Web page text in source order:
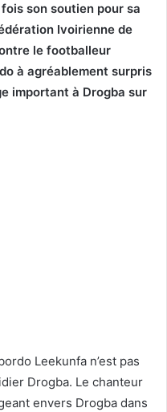
son soutien pour sa
Ivoirienne de
le footballeur
à agréablement surpris
important à Drogba sur
Leekunfa n’est pas
Drogba. Le chanteur
envers Drogba dans